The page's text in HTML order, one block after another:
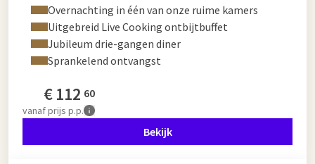
Overnachting in één van onze ruime kamers
Uitgebreid Live Cooking ontbijtbuffet
Jubileum drie-gangen diner
Sprankelend ontvangst
€112 60
vanafprijs p.p.
Bekijk